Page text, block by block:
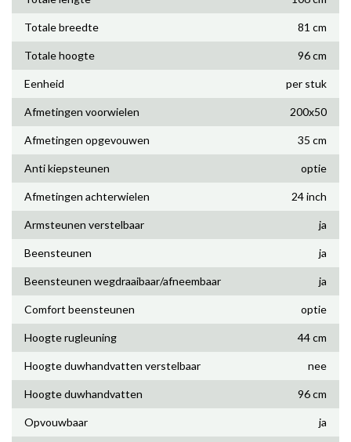
Totale breedte 81 cm
Totale hoogte 96 cm
Eenheid per stuk
Afmetingen voorwielen 200x50
Afmetingen opgevouwen 35 cm
Anti kiepsteunen optie
Afmetingen achterwielen 24 inch
Armsteunen verstelbaar ja
Beensteunen ja
Beensteunen wegdraaibaar/afneembaar ja
Comfort beensteunen optie
Hoogte rugleuning 44 cm
Hoogte duwhandvatten verstelbaar nee
Hoogte duwhandvatten 96 cm
Opvouwbaar ja